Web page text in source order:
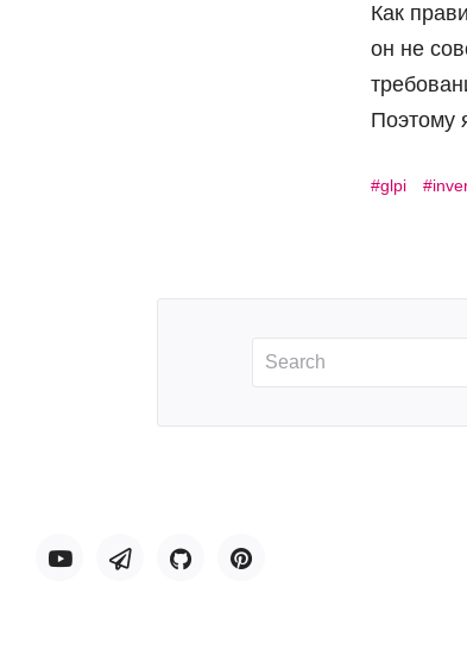
Как
он не
Поэтому
glpi
YoutubeTelegram GitHub